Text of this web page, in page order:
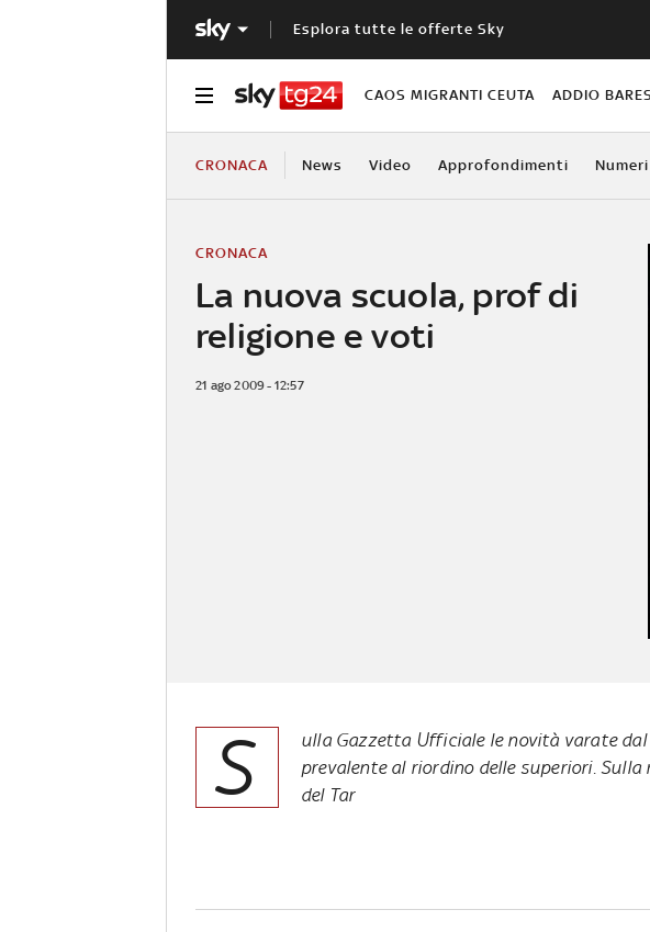
Esplora tutte le offerte Sky
CAOS MIGRANTI CEUTA ADDIO
CRONACA News Video Approfondimenti
La nuova scuola, prof di
religione e voti
CRONACA
21 ago 2009 - 12:57
S
ulla Gazzetta Ufficiale le novità varate
prevalente al riordino delle superiori.
del Tar